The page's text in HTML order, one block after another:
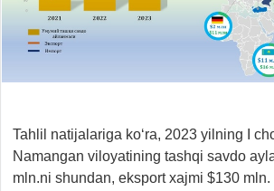
Tahlil natijalariga ko‘ra, 2023 yilning I
Namangan viloyatining tashqi savdo
mln.ni shundan, eksport xajmi $130 mln.